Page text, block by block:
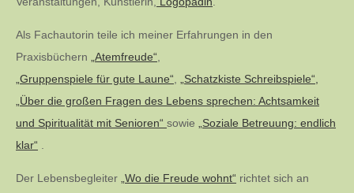
Als Fachautorin teile ich meiner Erfahrungen in den
Praxisbüchern
„Atemfreude“
„Gruppenspiele für gute Laune“
„Schatzkiste Schreibspiele“,
„Über die großen Fragen des Lebens sprechen: Achtsamkeit
und Spiritualität mit Senioren“ sowie
„Soziale Betreuung: endlich
klar“
Der Lebensbegleiter „Wo die Freude wohnt“ richtet sich an